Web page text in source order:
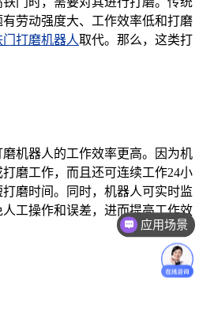
劳动强度大、工作效率低和打磨
门打磨机器人取代。那么，这类打
机器人的工作效率更高。因为机
磨工作，而且还可连续工作24小
磨时间。同时，机器人可实时监
工操作和误差，进而提高工作效
应用场景